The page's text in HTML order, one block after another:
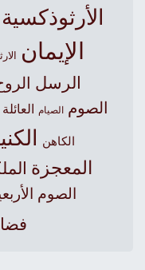
الأرثوذكسية
الإيمان
الرسل
الصوم الصيام العائلة
الكاهن
المعجزة
الصوم